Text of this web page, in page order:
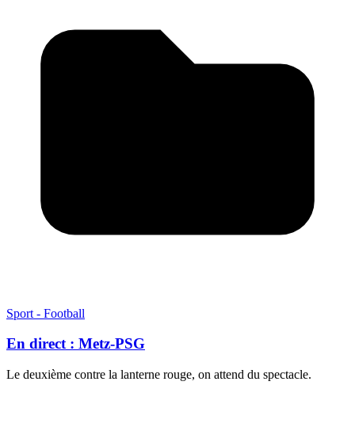
Sport - Football
En direct : Metz-PSG
Le deuxième contre la lanterne rouge, on attend du spectacle.